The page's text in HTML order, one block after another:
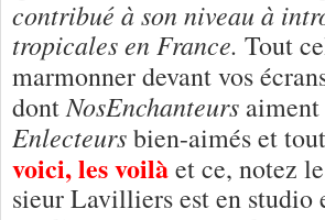
contribué à son niveau à
tropicales en France. Tout
marmonner devant vos
dontNosEnchanteurs
Enlecteursbien-aimés et
voici, les voilàet ce, notez
sieur Lavilliers est en studio